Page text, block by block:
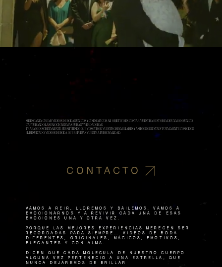
ME ENCANTA CREAR VÍDEOS DE BODAS ÚNICOS Y CINEMÁTICOS. MI OBJETIVO ES CONTAR VUESTRA HISTORIA DE UN MODO ÚNICO,
CAPTURANDO LAS EMOCIONES MÁS PURAS Y VERDADERAS.
TRABAJO DISCRETAMENTE, PERMITIENDO QUE VOSOTROS, VUESTROS FAMILIARES Y AMIGOS OS SINTÁIS TOTALMENTE CÓMODOS.
EL RESULTADO, VIDEOS DE BODA QUE REFLEJAN VUESTRA PERSONALIDAD.
CONTACTO
VAMOS A REIR, lloremos y bailemos. Vamos a
emocionarnos y a revivir cada una de esas
emociones una y otra vez.
Porque las mejores experiencias merecen ser
recordadas para siempre… Vídeos de boda
diferentes, originales, mÁgicos, emotivos,
elegantes y con alma.
Dicen que cada molécula de nuestro cuerpo
alguna vez perteneció a una estrella, que
nunca dejaremos de brillar